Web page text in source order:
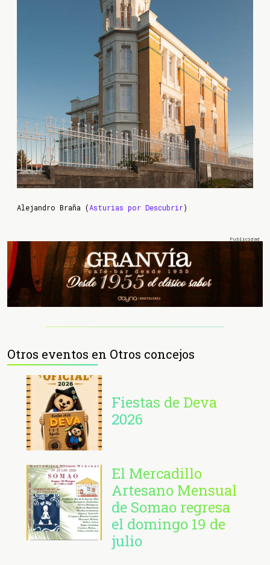
Alejandro Braña (Asturias por Descubrir)
Otros eventos en Otros concejos
Fiestas de Deva
2026
El Mercadillo
Artesano Mensual
de Somao regresa
el domingo 19 de
julio